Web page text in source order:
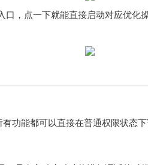
，点一下就能直接启动对应优
功能都可以直接在普通权限状态